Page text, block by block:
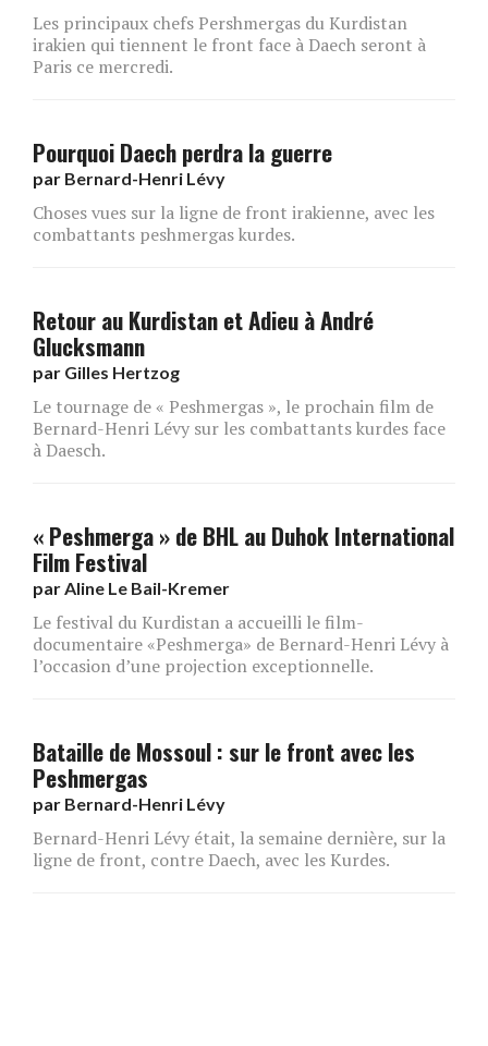
Les principaux chefs Pershmergas du Kurdistan
irakien qui tiennent le front face à Daech seront à
Paris ce mercredi.
Pourquoi Daech perdra la guerre
par Bernard-Henri Lévy
Choses vues sur la ligne de front irakienne, avec les
combattants peshmergas kurdes.
Retour au Kurdistan et Adieu à André
Glucksmann
par Gilles Hertzog
Le tournage de « Peshmergas », le prochain film de
Bernard-Henri Lévy sur les combattants kurdes face
à Daesch.
« Peshmerga » de BHL au Duhok International
Film Festival
par Aline Le Bail-Kremer
Le festival du Kurdistan a accueilli le film-
documentaire «Peshmerga» de Bernard-Henri Lévy à
l’occasion d’une projection exceptionnelle.
Bataille de Mossoul : sur le front avec les
Peshmergas
par Bernard-Henri Lévy
Bernard-Henri Lévy était, la semaine dernière, sur la
ligne de front, contre Daech, avec les Kurdes.